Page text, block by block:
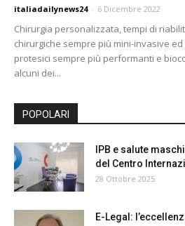
italiadailynews24 - 6 Dicembre 2022
Chirurgia personalizzata, tempi di
chirurgiche sempre più mini-invasive
protesici sempre più performanti e
alcuni dei...
POPOLARI
IPB e salute
del Centro
28 Ottobre 2025
E-Legal: